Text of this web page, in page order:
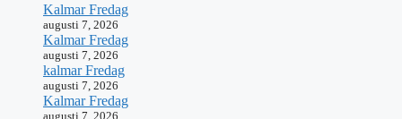
Kalmar Fredag
augusti 7, 2026
Kalmar Fredag
augusti 7, 2026
kalmar Fredag
augusti 7, 2026
Kalmar Fredag
augusti 7, 2026